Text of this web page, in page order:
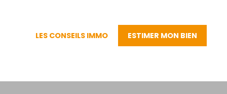
LES CONSEILS IMMO ESTIMER MON BIEN